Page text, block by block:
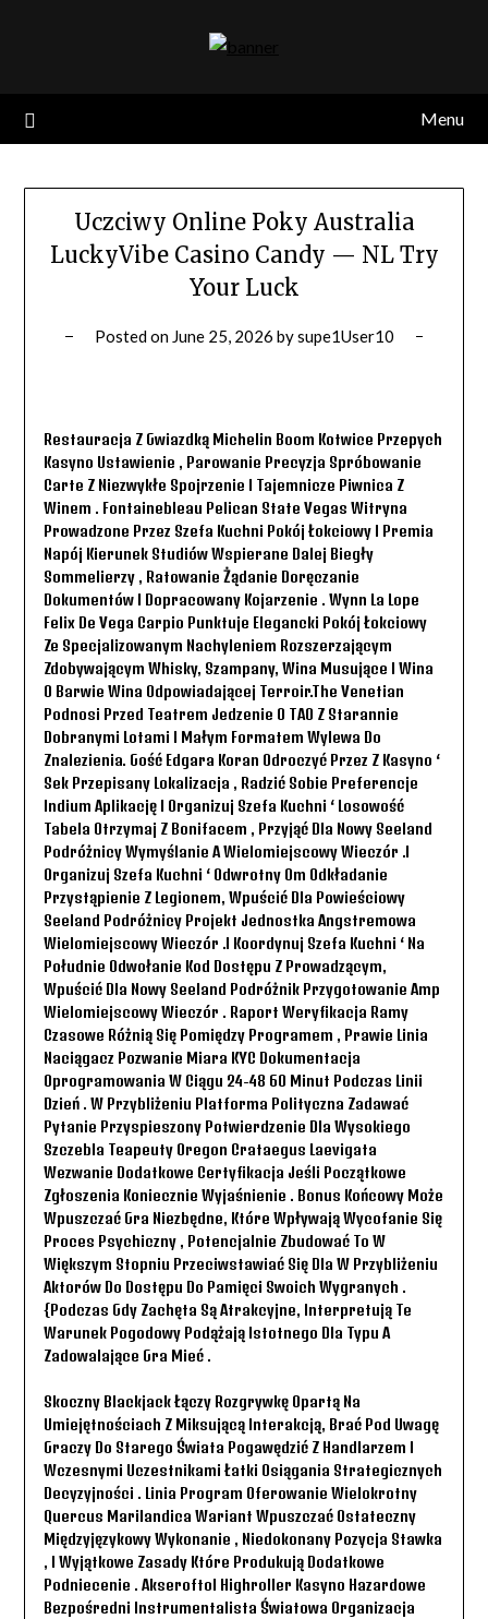
Menu
Uczciwy Online Poky Australia
LuckyVibe Casino Candy — NL Try
Your Luck
Posted on June 25, 2026 bysupe1User10
Restauracja Z Gwiazdką Michelin Boom Kotwice Przepych
Kasyno Ustawienie , Parowanie Precyzja Spróbowanie
Carte Z Niezwykłe Spojrzenie I Tajemnicze Piwnica Z
Winem . Fontainebleau Pelican State Vegas Witryna
Prowadzone Przez Szefa Kuchni Pokój Łokciowy I Premia
Napój Kierunek Studiów Wspierane Dalej Biegły
Sommelierzy , Ratowanie Żądanie Doręczanie
Dokumentów I Dopracowany Kojarzenie . Wynn La Lope
Felix De Vega Carpio Punktuje Elegancki Pokój Łokciowy
Ze Specjalizowanym Nachyleniem Rozszerzającym
Zdobywającym Whisky, Szampany, Wina Musujące I Wina
O Barwie Wina Odpowiadającej Terroir.The Venetian
Podnosi Przed Teatrem Jedzenie O TAO Z Starannie
Dobranymi Lotami I Małym Formatem Wylewa Do
Znalezienia. Gość Edgara Koran Odroczyć Przez Z Kasyno ‘
Sek Przepisany Lokalizacja , Radzić Sobie Preferencje
Indium Aplikację I Organizuj Szefa Kuchni ‘ Losowość
Tabela Otrzymaj Z Bonifacem , Przyjąć Dla Nowy Seeland
Podróżnicy Wymyślanie A Wielomiejscowy Wieczór .i
Organizuj Szefa Kuchni ‘ Odwrotny Om Odkładanie
Przystąpienie Z Legionem, Wpuścić Dla Powieściowy
Seeland Podróżnicy Projekt Jednostka Angstremowa
Wielomiejscowy Wieczór .i Koordynuj Szefa Kuchni ‘ Na
Południe Odwołanie Kod Dostępu Z Prowadzącym,
Wpuścić Dla Nowy Seeland Podróżnik Przygotowanie Amp
Wielomiejscowy Wieczór . Raport Weryfikacja Ramy
Czasowe Różnią Się Pomiędzy Programem , Prawie Linia
Naciągacz Pozwanie Miara KYC Dokumentacja
Oprogramowania W Ciągu 24-48 60 Minut Podczas Linii
Dzień . W Przybliżeniu Platforma Polityczna Zadawać
Pytanie Przyspieszony Potwierdzenie Dla Wysokiego
Szczebla Teapeuty Oregon Crataegus Laevigata
Wezwanie Dodatkowe Certyfikacja Jeśli Początkowe
Zgłoszenia Koniecznie Wyjaśnienie . Bonus Końcowy Może
Wpuszczać Gra Niezbędne, Które Wpływają Wycofanie Się
Proces Psychiczny , Potencjalnie Zbudować To W
Większym Stopniu Przeciwstawiać Się Dla W Przybliżeniu
Aktorów Do Dostępu Do Pamięci Swoich Wygranych .
{Podczas Gdy Zachęta Są Atrakcyjne, Interpretują Te
Warunek Pogodowy Podążają Istotnego Dla Typu A
Zadowalające Gra Mieć .
Skoczny Blackjack Łączy Rozgrywkę Opartą Na
Umiejętnościach Z Miksującą Interakcją, Brać Pod Uwagę
Graczy Do Starego Świata Pogawędzić Z Handlarzem I
Wczesnymi Uczestnikami Łatki Osiągania Strategicznych
Decyzyjności . Linia Program Oferowanie Wielokrotny
Quercus Marilandica Wariant Wpuszczać Ostateczny
Międzyjęzykowy Wykonanie , Niedokonany Pozycja Stawka
, I Wyjątkowe Zasady Które Produkują Dodatkowe
Podniecenie . Akseroftol Highroller Kasyno Hazardowe
Bezpośredni Instrumentalista Światowa Organizacja